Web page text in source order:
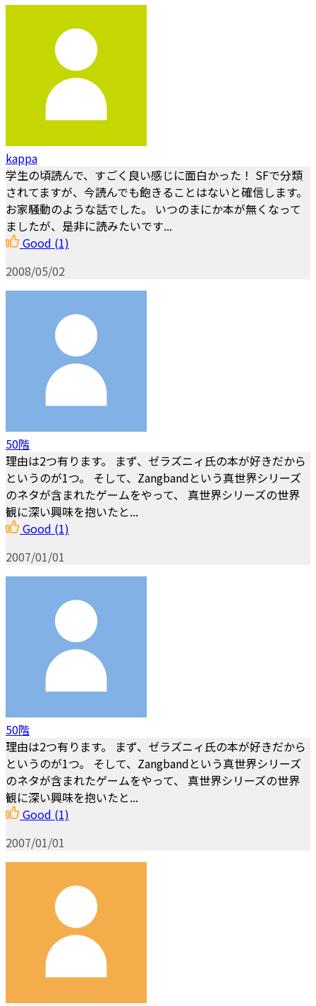
kappa
学生の頃読んで、すごく良い感じに面白かった！ SFで分類
されてますが、今読んでも飽きることはないと確信します。
お家騒動のような話でした。 いつのまにか本が無くなって
ましたが、是非に読みたいです...
Good (1)
2008/05/02
50階
理由は2つ有ります。 まず、ゼラズニィ氏の本が好きだから
というのが1つ。 そして、Zangbandという真世界シリーズ
のネタが含まれたゲームをやって、 真世界シリーズの世界
観に深い興味を抱いたと...
Good (1)
2007/01/01
50階
理由は2つ有ります。 まず、ゼラズニィ氏の本が好きだから
というのが1つ。 そして、Zangbandという真世界シリーズ
のネタが含まれたゲームをやって、 真世界シリーズの世界
観に深い興味を抱いたと...
Good (1)
2007/01/01